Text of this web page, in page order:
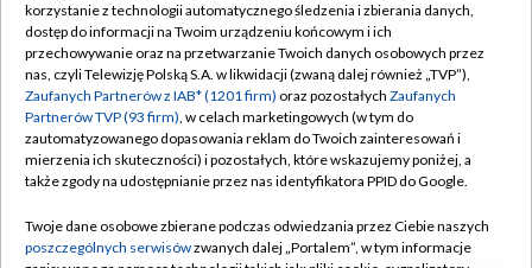
TVP
Abonament TVP
Emisja w TVP
Centrum informacji TVP
Naziemna Telewizja Cyfrowa
Rada Programowa
Regulamin TVP
Polityka prywatności
Moje zgody
Pomoc
Kontakt
korzystanie z technologii automatycznego śledzenia i zbierania danych,
dostęp do informacji na Twoim urządzeniu końcowym i ich
przechowywanie oraz na przetwarzanie Twoich danych osobowych przez
nas, czyli Telewizję Polską S.A. w likwidacji (zwaną dalej również „TVP”),
Zaufanych Partnerów z IAB* (1201 firm) oraz pozostałych Zaufanych
Partnerów TVP (93 firm), w celach marketingowych (w tym do
zautomatyzowanego dopasowania reklam do Twoich zainteresowań i
mierzenia ich skuteczności) i pozostałych, które wskazujemy poniżej, a
także zgody na udostępnianie przez nas identyfikatora PPID do Google.
Twoje dane osobowe zbierane podczas odwiedzania przez Ciebie naszych
poszczególnych serwisówzwanych dalej „Portalem”, w tym informacje